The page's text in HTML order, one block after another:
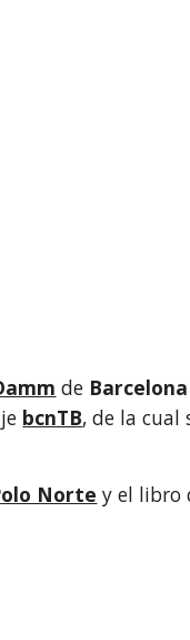
de
bcnTB, de la cual
Norte y el libro